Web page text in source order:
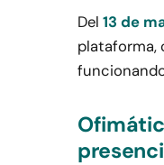
Del 13 de
plataforma,